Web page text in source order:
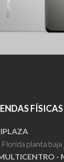
FÍSICAS
planta
-